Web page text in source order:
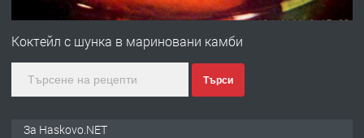
Под НАЕМ двустаен Орфей
Коктейл с шунка в мариновани камби
Търси
За Haskovo.NET